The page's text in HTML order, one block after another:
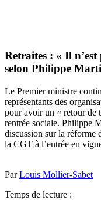
Retraites : « Il n’est
selon Philippe
Le Premier ministre
représentants des
pour avoir un « retour de
rentrée sociale. Philippe
discussion sur la réforme
la CGT à l’entrée en
ParLouis Mollier-Sabet
Temps de lecture :